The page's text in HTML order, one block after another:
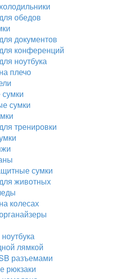
обедов
документов
конференций
ноутбука
плечо
сумки
тренировки
сумки
животных
колесах
лямкой
разъемами
рюкзаки